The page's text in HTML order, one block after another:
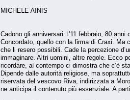
MICHELE AINIS
Cadono gli anniversari: l’11 febbraio, 80
Concordato, quello con la firma di Craxi. Ma
che li resero possibili. Cade la percezione
immaginare. Altri uomini, altre regole. Ecco
ricordare, al contempo ci dimostra che c’è
Dipende dalle autorità religiose, ma
riservata del vescovo Riva, indirizzata a
ne anticipa il contenuto più essenziale. A